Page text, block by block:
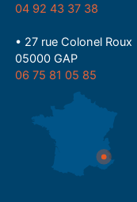
04 92 43 37 38
• 27 rue Colonel Roux
05000 GAP
06 75 81 05 85